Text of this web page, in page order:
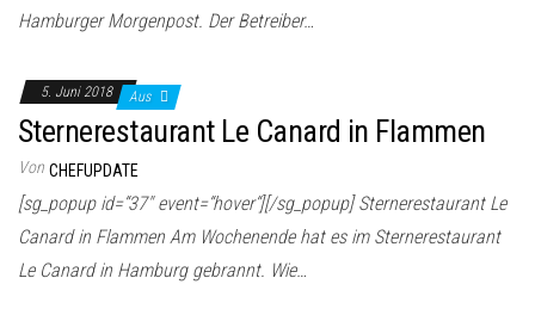
Hamburger Morgenpost. Der Betreiber…
5. Juni 2018 Aus
Sternerestaurant Le Canard in Flammen
Von CHEFUPDATE
[sg_popup id=“37″ event=“hover“][/sg_popup] Sternerestaurant Le
Canard in Flammen Am Wochenende hat es im Sternerestaurant
Le Canard in Hamburg gebrannt. Wie…